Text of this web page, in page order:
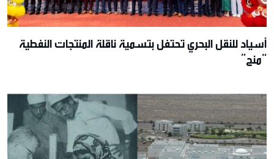
أسياد للنقل البحري تحتفل بتسمية ناقلة المنتجات النفطية
“منح”